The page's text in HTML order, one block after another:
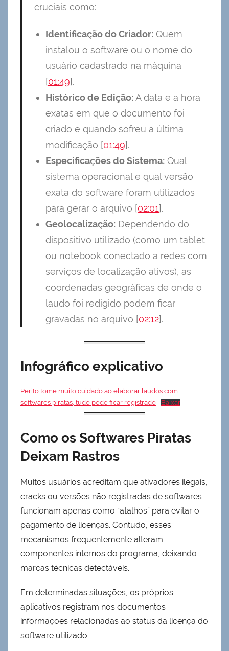
cruciais como:
Identificação do Criador: Quem
instalou o software ou o nome do
usuário cadastrado na máquina
[01:49].
Histórico de Edição:A data e a hora
exatas em que o documento foi
criado e quando sofreu a última
modificação [01:49].
Especificações do Sistema: Qual
sistema operacional e qual versão
exata do software foram utilizados
para gerar o arquivo [02:01].
Geolocalização: Dependendo do
dispositivo utilizado (como um tablet
ou notebook conectado a redes com
serviços de localização ativos), as
coordenadas geográficas de onde o
laudo foi redigido podem ficar
gravadas no arquivo [02:12].
Infográfico explicativo
Perito tome muito cuidado ao elaborar laudos com
softwares piratas, tudo pode ficar registrado
Baixar
Como os Softwares Piratas
Deixam Rastros
Muitos usuários acreditam que ativadores ilegais,
cracks ou versões não registradas de softwares
funcionam apenas como “atalhos” para evitar o
pagamento de licenças. Contudo, esses
mecanismos frequentemente alteram
componentes internos do programa, deixando
marcas técnicas detectáveis.
Em determinadas situações, os próprios
aplicativos registram nos documentos
informações relacionadas ao status da licença do
software utilizado.